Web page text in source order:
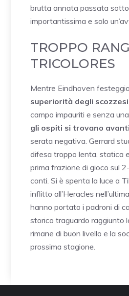
brutta annata passata sotto
importantissima e solo
TROPPO
TRICOLORES
Mentre Eindhoven
superiorità degli scozzesi
campo impauriti e senza
gli ospiti si trovano
serata negativa. Gerrard
difesa troppo lenta, statica
prima frazione di gioco sul
conti. Si è spenta la luce a
inflitto all’Heracles
hanno portato i padroni di
storico traguardo raggiunto
rimane di buon livello e la
prossima stagione.